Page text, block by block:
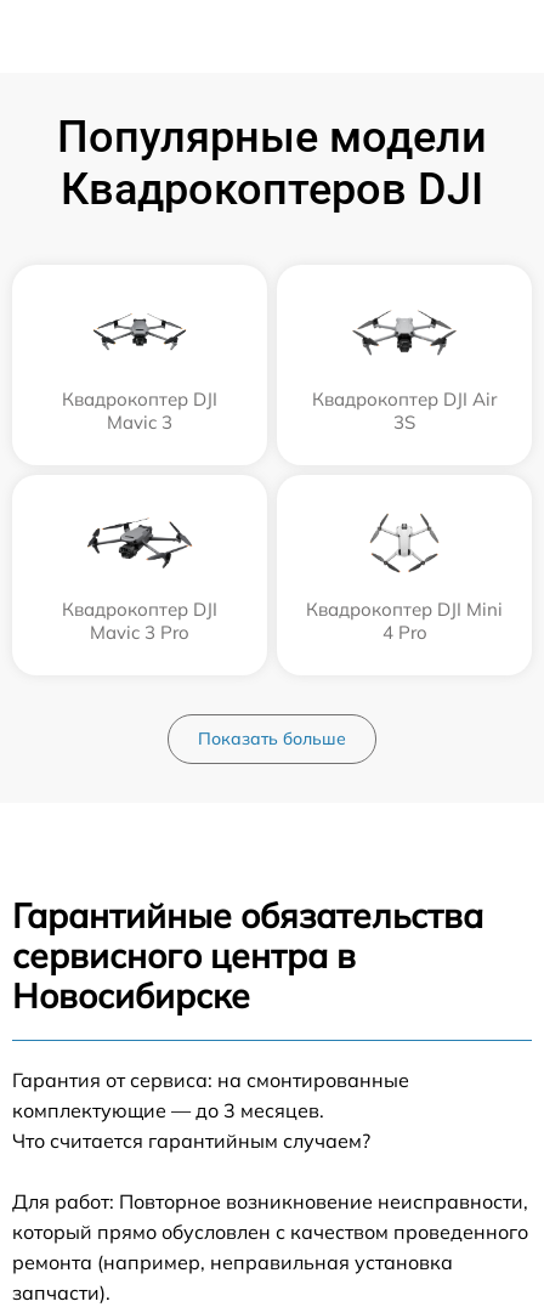
Популярные модели
Квадрокоптеров DJI
Квадрокоптер DJI
Mavic 3
Квадрокоптер DJI Air
3S
Квадрокоптер DJI
Mavic 3 Pro
Квадрокоптер DJI Mini
4 Pro
Показать больше
Гарантийные обязательства
сервисного центра в
Новосибирске
Гарантия от сервиса: на смонтированные
комплектующие — до 3 месяцев.
Что считается гарантийным случаем?
Для работ: Повторное возникновение неисправности,
который прямо обусловлен с качеством проведенного
ремонта (например, неправильная установка
запчасти).